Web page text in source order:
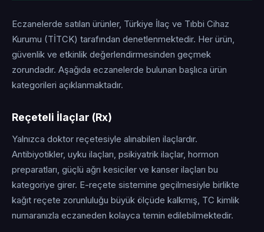
Eczanelerde satılan ürünler, Türkiye İlaç ve Tıbbi Cihaz
Kurumu (TİTCK) tarafından denetlenmektedir. Her ürün,
güvenlik ve etkinlik değerlendirmesinden geçmek
zorundadır. Aşağıda eczanelerde bulunan başlıca ürün
kategorileri açıklanmaktadır.
Reçeteli İlaçlar (Rx)
Yalnızca doktor reçetesiyle alınabilen ilaçlardır.
Antibiyotikler, uyku ilaçları, psikiyatrik ilaçlar, hormon
preparatları, güçlü ağrı kesiciler ve kanser ilaçları bu
kategoriye girer. E-reçete sistemine geçilmesiyle birlikte
kağıt reçete zorunluluğu büyük ölçüde kalkmış, TC kimlik
numaranızla eczaneden kolayca temin edilebilmektedir.